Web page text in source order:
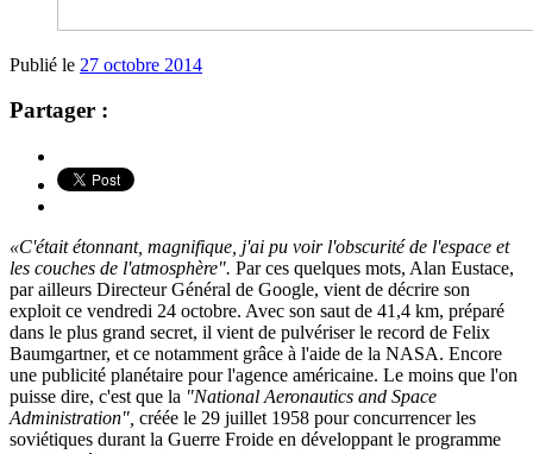
Publié le 27 octobre 2014
Partager :
«C'était étonnant, magnifique, j'ai pu voir l'obscurité de l'espace et
les couches de l'atmosphère". Par ces quelques mots, Alan Eustace,
par ailleurs Directeur Général de Google, vient de décrire son
exploit ce vendredi 24 octobre. Avec son saut de 41,4 km, préparé
dans le plus grand secret, il vient de pulvériser le record de Felix
Baumgartner, et ce notamment grâce à l'aide de la NASA. Encore
une publicité planétaire pour l'agence américaine. Le moins que l'on
puisse dire, c'est que la "National Aeronautics and Space
Administration", créée le 29 juillet 1958 pour concurrencer les
soviétiques durant la Guerre Froide en développant le programme